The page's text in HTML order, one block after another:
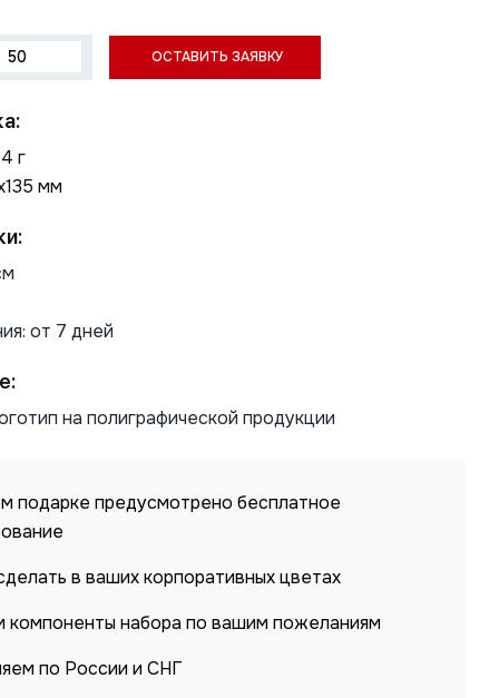
г
мм
от 7 дней
на полиграфической продукции
подарке предусмотрено бесплатное
в ваших корпоративных цветах
компоненты набора по вашим пожеланиям
по России и СНГ